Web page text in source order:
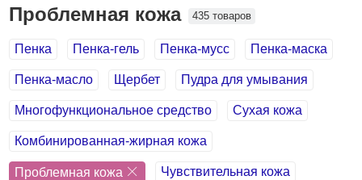
Проблемная кожа 435 товаров
Пенка Пенка-гель Пенка-мусс Пенка-маска
Пенка-масло Щербет Пудра для умывания
Многофункциональное средство Сухая кожа
Комбинированная-жирная кожа
Проблемная кожа Чувствительная кожа